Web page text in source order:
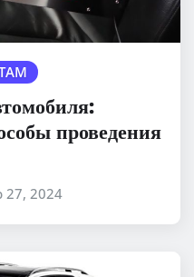
проведения
27, 2024